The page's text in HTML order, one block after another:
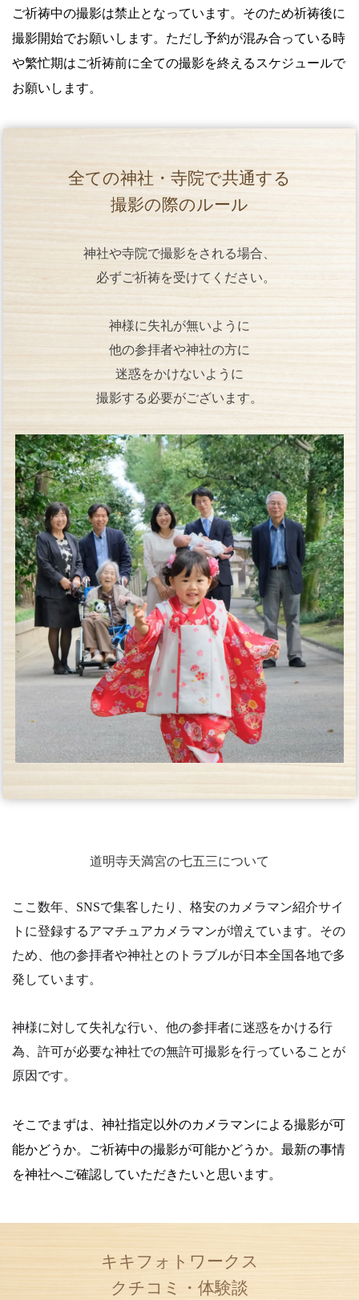
ご祈祷中の撮影は禁止となっています。そのため祈祷後に
撮影開始でお願いします。ただし予約が混み合っている時
や繁忙期はご祈祷前に全ての撮影を終えるスケジュールで
お願いします。
全ての神社・寺院で共通する
撮影の際のルール
神社や寺院で撮影をされる場合、
必ずご祈祷を受けてください。
神様に失礼が無いように
他の参拝者や神社の方に
迷惑をかけないように
撮影する必要がございます。
道明寺天満宮の七五三について
ここ数年、SNSで集客したり、格安のカメラマン紹介サイ
トに登録するアマチュアカメラマンが増えています。その
ため、他の参拝者や神社とのトラブルが日本全国各地で多
発しています。
神様に対して失礼な行い、他の参拝者に迷惑をかける行
為、許可が必要な神社での無許可撮影を行っていることが
原因です。
そこでまずは、神社指定以外のカメラマンによる撮影が可
能かどうか。 ご祈祷中の撮影が可能かどうか。 最新の事情
を神社へご確認していただきたいと思います。
キキフォトワークス
クチコミ・体験談